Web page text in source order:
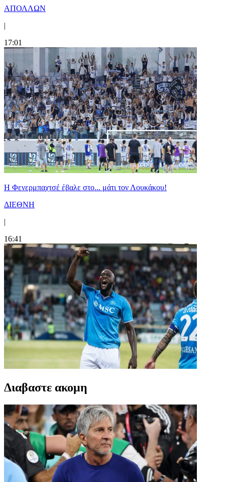
ΑΠΟΛΛΩΝ
|
17:01
Η Φενερμπαχτσέ έβαλε στο... μάτι τον Λουκάκου!
ΔΙΕΘΝΗ
|
16:41
Διαβαστε ακομη